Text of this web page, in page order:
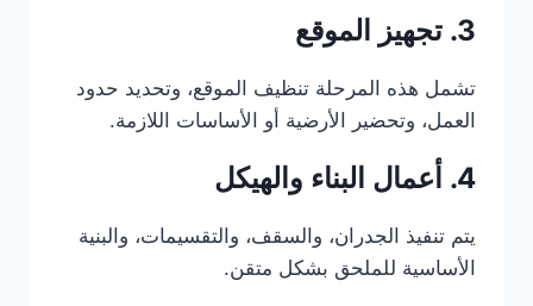
3. تجهيز الموقع
تشمل هذه المرحلة تنظيف الموقع، وتحديد حدود
العمل، وتحضير الأرضية أو الأساسات اللازمة.
4. أعمال البناء والهيكل
يتم تنفيذ الجدران، والسقف، والتقسيمات، والبنية
الأساسية للملحق بشكل متقن.